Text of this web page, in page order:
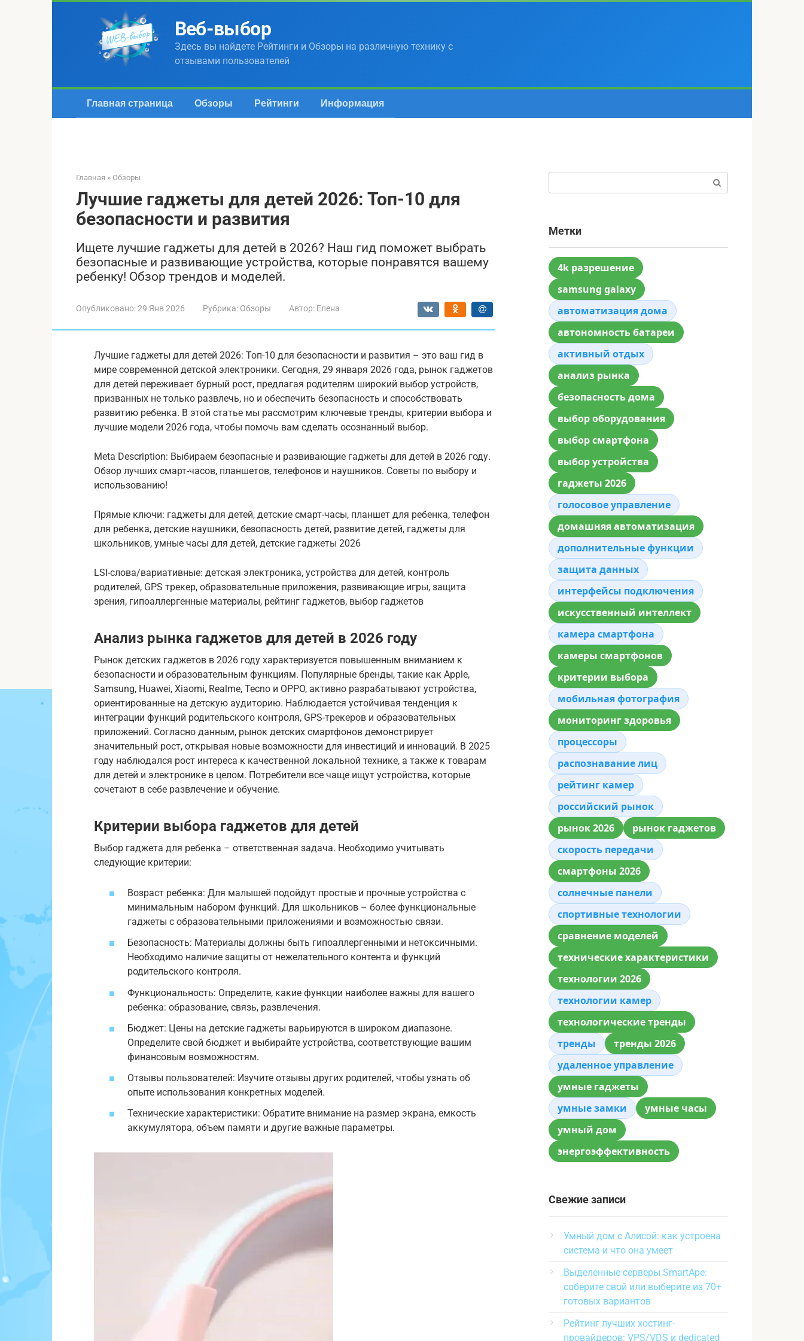
Веб-выбор
Здесь вы найдете Рейтинги и Обзоры на различную технику с
отзывами пользователей
Главная страница Обзоры Рейтинги Информация
Главная » Обзоры
Лучшие гаджеты для детей 2026: Топ-10 для
безопасности и развития
Ищете лучшие гаджеты для детей в 2026? Наш гид поможет выбрать
безопасные и развивающие устройства, которые понравятся вашему
ребенку! Обзор трендов и моделей.
Опубликовано:29 Янв 2026 Рубрика: Обзоры Автор: Елена
Лучшие гаджеты для детей 2026: Топ-10 для безопасности и развития – это ваш гид в
мире современной детской электроники. Сегодня, 29 января 2026 года, рынок гаджетов
для детей переживает бурный рост, предлагая родителям широкий выбор устройств,
призванных не только развлечь, но и обеспечить безопасность и способствовать
развитию ребенка. В этой статье мы рассмотрим ключевые тренды, критерии выбора и
лучшие модели 2026 года, чтобы помочь вам сделать осознанный выбор.
Meta Description: Выбираем безопасные и развивающие гаджеты для детей в 2026 году.
Обзор лучших смарт-часов, планшетов, телефонов и наушников. Советы по выбору и
использованию!
Прямые ключи: гаджеты для детей, детские смарт-часы, планшет для ребенка, телефон
для ребенка, детские наушники, безопасность детей, развитие детей, гаджеты для
школьников, умные часы для детей, детские гаджеты 2026
LSI-слова/вариативные: детская электроника, устройства для детей, контроль
родителей, GPS трекер, образовательные приложения, развивающие игры, защита
зрения, гипоаллергенные материалы, рейтинг гаджетов, выбор гаджетов
Анализ рынка гаджетов для детей в 2026 году
Рынок детских гаджетов в 2026 году характеризуется повышенным вниманием к
безопасности и образовательным функциям. Популярные бренды, такие как Apple,
Samsung, Huawei, Xiaomi, Realme, Tecno и OPPO, активно разрабатывают устройства,
ориентированные на детскую аудиторию. Наблюдается устойчивая тенденция к
интеграции функций родительского контроля, GPS-трекеров и образовательных
приложений. Согласно данным, рынок детских смартфонов демонстрирует
значительный рост, открывая новые возможности для инвестиций и инноваций. В 2025
году наблюдался рост интереса к качественной локальной технике, а также к товарам
для детей и электронике в целом. Потребители все чаще ищут устройства, которые
сочетают в себе развлечение и обучение.
Критерии выбора гаджетов для детей
Выбор гаджета для ребенка – ответственная задача. Необходимо учитывать
следующие критерии:
Возраст ребенка: Для малышей подойдут простые и прочные устройства с
минимальным набором функций. Для школьников – более функциональные
гаджеты с образовательными приложениями и возможностью связи.
Безопасность: Материалы должны быть гипоаллергенными и нетоксичными.
Необходимо наличие защиты от нежелательного контента и функций
родительского контроля.
Функциональность: Определите, какие функции наиболее важны для вашего
ребенка: образование, связь, развлечения.
Бюджет: Цены на детские гаджеты варьируются в широком диапазоне.
Определите свой бюджет и выбирайте устройства, соответствующие вашим
финансовым возможностям.
Отзывы пользователей: Изучите отзывы других родителей, чтобы узнать об
опыте использования конкретных моделей.
Технические характеристики: Обратите внимание на размер экрана, емкость
аккумулятора, объем памяти и другие важные параметры.
Метки
4k разрешение
samsung galaxy
автоматизация дома
автономность батареи
активный отдых
анализ рынка
безопасность дома
выбор оборудования
выбор смартфона
выбор устройства
гаджеты 2026
голосовое управление
домашняя автоматизация
дополнительные функции
защита данных
интерфейсы подключения
искусственный интеллект
камера смартфона
камеры смартфонов
критерии выбора
мобильная фотография
мониторинг здоровья
процессоры
распознавание лиц
рейтинг камер
российский рынок
рынок 2026
рынок гаджетов
скорость передачи
смартфоны 2026
солнечные панели
спортивные технологии
сравнение моделей
технические характеристики
технологии 2026
технологии камер
технологические тренды
тренды
тренды 2026
удаленное управление
умные гаджеты
умные замки
умные часы
умный дом
энергоэффективность
Свежие записи
Умный дом с Алисой: как устроена
система и что она умеет
Выделенные серверы SmartApe:
соберите свой или выберите из 70+
готовых вариантов
Рейтинг лучших хостинг-
провайдеров: VPS/VDS и dedicated